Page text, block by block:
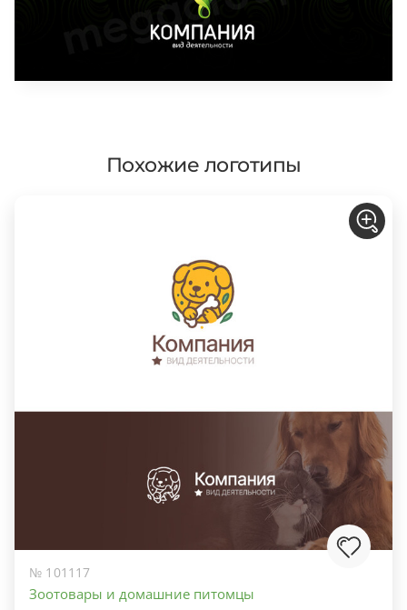
Похожие логотипы
№ 101117
Зоотовары и домашние питомцы